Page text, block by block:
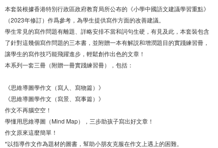
本套裝根據香港特別行政區政府教育局所公布的《小學中國語文建議學習重點》
（2023年修訂）作爲參考，為學生提供寫作方面的改善建議。
學生常見的寫作問題有離題、詳略安排不當和詞句生硬，有見及此，本套裝包含
了針對這幾個寫作問題的三本書，並附贈一本有解説和增潤題目的實踐練習冊，
讓學生的寫作技巧能飛躍進步，輕鬆創作出色的文章！
本系列一套三冊（附贈一冊實踐練習冊），包括：
《思維導圖學作文（寫人、寫物篇）》
《思維導圖學作文（寫景、寫事篇）》
作文不再腦空空！
學懂用思維導圖（Mind Map），三步助孩子寫出好文章！
作文原來這麼簡單！
*以指導作文作為題材的圖書，幫助小朋友克服在作文上遇上的困難。